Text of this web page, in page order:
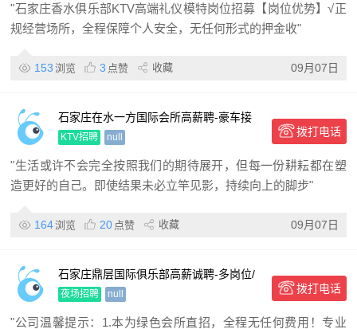
"石家庄香水俱乐部KTV高端礼仪模特岗位招募【岗位优势】√正
规经营场所，全程保障个人安全，无任何形式的押金收"
153 浏览 3 点赞 收藏 09月07日
石家庄在水一方国际会所高薪聘-豪车接
送/无工装要求
KTV招聘 null 拨打电话
"生活或许不会完全按照我们的期待展开，但每一份耕耘都在塑
造更好的自己。即使结果未必立竿见影，持续向上的脚步"
164浏览 20 点赞 收藏 09月07日
石家庄鼎层国际俱乐部高薪诚聘-多岗位/
专业培训/夜场精英招募
夜场招聘 null 拨打电话
"公司温馨提示：1.本为绿色会所直招，全程无任何费用！专业